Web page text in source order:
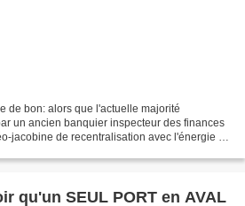
de bon: alors que l'actuelle majorité
un ancien banquier inspecteur des finances
jacobine de recentralisation avec l'énergie du
qu'un SEUL PORT en AVAL